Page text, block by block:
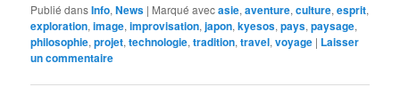
Publié dansInfo,News | Marqué avecasie,aventure,culture,esprit,
exploration,image,improvisation,japon,kyesos,pays,paysage,
philosophie,projet,technologie,tradition,travel,voyage | Laisser
un commentaire